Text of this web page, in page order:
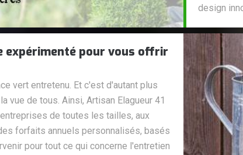
design
expérimenté pour vous offrir
vert entretenu. Et c'est d'autant plus
vue de tous. Ainsi, Artisan Elagueur 41
de toutes les tailles, aux
forfaits annuels personnalisés, basés
pour tout ce qui concerne l'entretien